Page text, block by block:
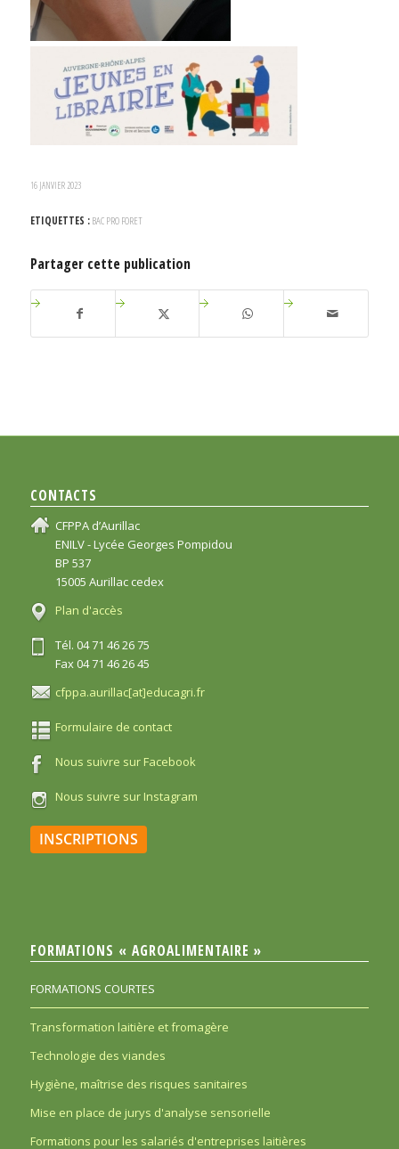
16 JANVIER 2023
ETIQUETTES : BAC PRO FORET
Partager cette publication
CONTACTS
CFPPA d’Aurillac
ENILV - Lycée Georges Pompidou
BP 537
15005 Aurillac cedex
Plan d'accès
Tél. 04 71 46 26 75
Fax 04 71 46 26 45
cfppa.aurillac[at]educagri.fr
Formulaire de contact
Nous suivre sur Facebook
Nous suivre sur Instagram
INSCRIPTIONS
FORMATIONS « AGROALIMENTAIRE »
FORMATIONS COURTES
Transformation laitière et fromagère
Technologie des viandes
Hygiène, maîtrise des risques sanitaires
Mise en place de jurys d'analyse sensorielle
Formations pour les salariés d'entreprises laitières